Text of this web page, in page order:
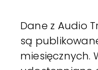
Dane z Audio
są
miesięcznych.